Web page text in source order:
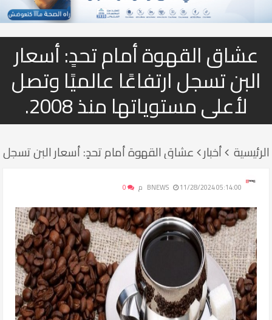
عشاق القهوة أمام تحدٍ: أسعار
البن تسجل ارتفاعًا عالميًا وتصل
لأعلى مستوياتها منذ 2008.
الرئيسية أخبار عشاق القهوة أمام تحدٍ: أسعار البن تسجل
BNEWS 11/28/2024 05:14:00 م